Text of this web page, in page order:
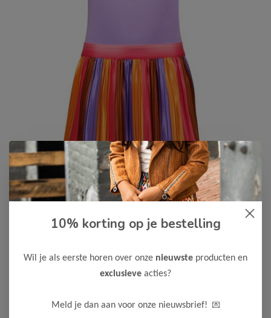
B.Nosy -50%
20,00 39,99
Maak een keuze:
10% korting op je bestelling
Wil je als eerste horen over onze nieuwste producten en
exclusieve acties?
Meld je dan aan voor onze nieuwsbrief! 💌